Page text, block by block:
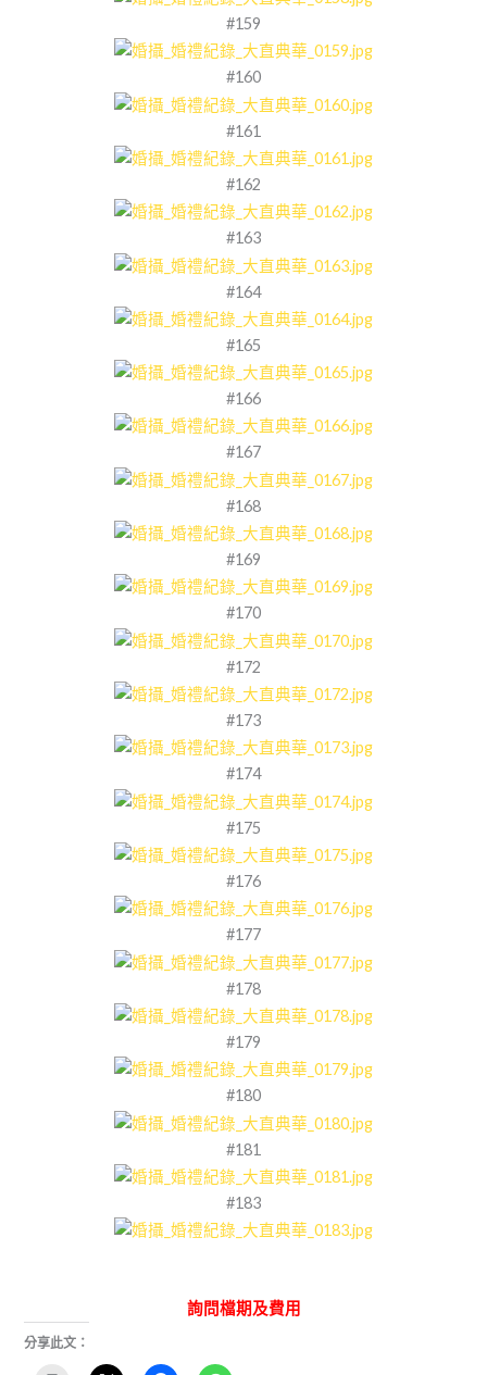
#159
#160
#161
#162
#163
#164
#165
#166
#167
#168
#169
#170
#172
#173
#174
#175
#176
#177
#178
#179
#180
#181
#183
詢問檔期及費用
分享此文：